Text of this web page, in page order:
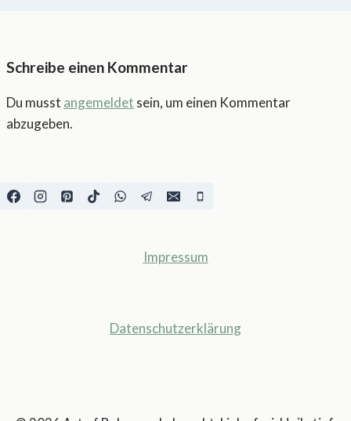
Schreibe einen Kommentar
Du musst angemeldet sein, um einen Kommentar
abzugeben.
Impressum
Datenschutzerklärung